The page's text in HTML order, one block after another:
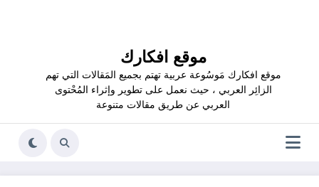
موقع افكارك
موقع افكارك مَوسُوعة عربية تهتم بجميع المَقالات التي تهم
الزائِر العربي ، حيث نعمل على تطوير وإثراء المُحْتوى
العربي عن طريق مقالات متنوعة